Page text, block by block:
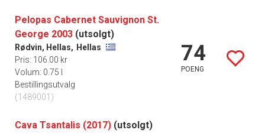
Pelopas Cabernet Sauvignon St.
George 2003 (utsolgt)
Rødvin, Hellas, Hellas
Pris: 106.00 kr
Volum: 0.75 l
Bestillingsutvalg
(1489001)
74
POENG
Cava Tsantalis (2017) (utsolgt)